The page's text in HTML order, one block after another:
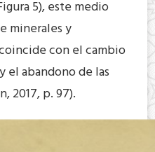
5), este medio
minerales y
con el cambio
abandono de las
2017, p. 97).